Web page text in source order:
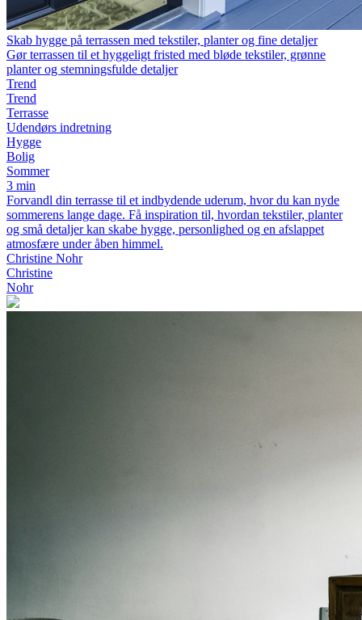
Skab hygge på terrassen med tekstiler, planter og fine detaljer
Gør terrassen til et hyggeligt fristed med bløde tekstiler, grønne
planter og stemningsfulde detaljer
Trend
Trend
Terrasse
Udendørs indretning
Hygge
Bolig
Sommer
3 min
Forvandl din terrasse til et indbydende uderum, hvor du kan nyde
sommerens lange dage. Få inspiration til, hvordan tekstiler, planter
og små detaljer kan skabe hygge, personlighed og en afslappet
atmosfære under åben himmel.
Christine Nohr
Christine
Nohr